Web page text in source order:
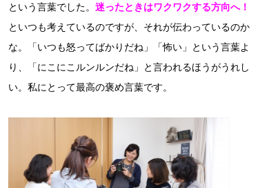
という言葉でした。 迷ったときはワクワクする方向へ！
といつも考えているのですが、それが伝わっているのか
な。「いつも怒ってばかりだね」「怖い」という言葉よ
り、「にこにこルンルンだね」と言われるほうがうれし
い。私にとって最高の褒め言葉です。